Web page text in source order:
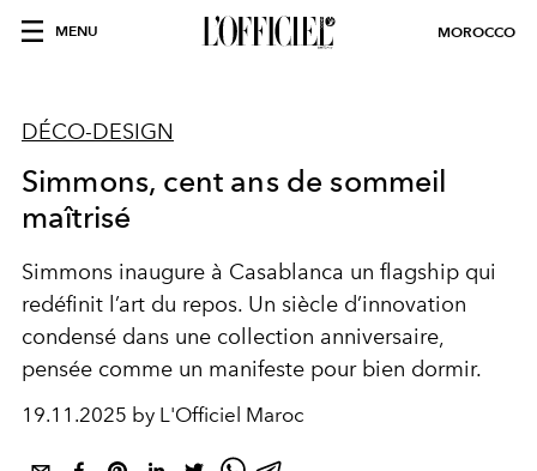
MENU MOROCCO
DÉCO-DESIGN
Simmons, cent ans de sommeil
maîtrisé
Simmons inaugure à Casablanca un flagship qui
redéfinit l’art du repos. Un siècle d’innovation
condensé dans une collection anniversaire,
pensée comme un manifeste pour bien dormir.
19.11.2025 by L'Officiel Maroc